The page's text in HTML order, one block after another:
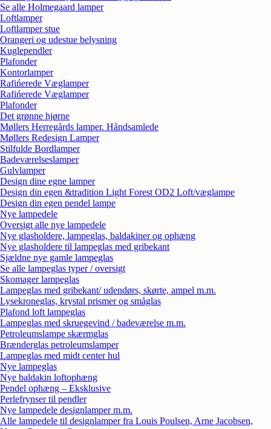
Se alle Holmegaard lamper
Loftlamper
Loftlamper stue
Orangeri og udestue belysning
Kuglependler
Plafonder
Kontorlamper
Rafińerede Væglamper
Rafińerede Væglamper
Plafonder
Det grønne hjørne
Møllers Herregårds lamper. Håndsamlede
Møllers Redesign Lamper
Stilfulde Bordlamper
Badeværelseslamper
Gulvlamper
Design dine egne lamper
Design din egen &tradition Light Forest OD2 Loft/væglampe
Design din egen pendel lampe
Nye lampedele
Oversigt alle nye lampedele
Nye glasholdere, lampeglas, baldakiner og ophæng
Nye glasholdere til lampeglas med gribekant
Sjældne nye gamle lampeglas
Se alle lampeglas typer / oversigt
Skomager lampeglas
Lampeglas med gribekant/ udendørs, skørte, ampel m.m.
Lysekroneglas, krystal prismer og småglas
Plafond loft lampeglas
Lampeglas med skruegevind / badeværelse m.m.
Petroleumslampe skærmglas
Brænderglas petroleumslamper
Lampeglas med midt center hul
Nye lampeglas
Nye baldakin loftophæng
Pendel ophæng – Eksklusive
Perlefrynser til pendler
Nye lampedele designlamper m.m.
Alle lampedele til designlamper fra Louis Poulsen, Arne Jacobsen,